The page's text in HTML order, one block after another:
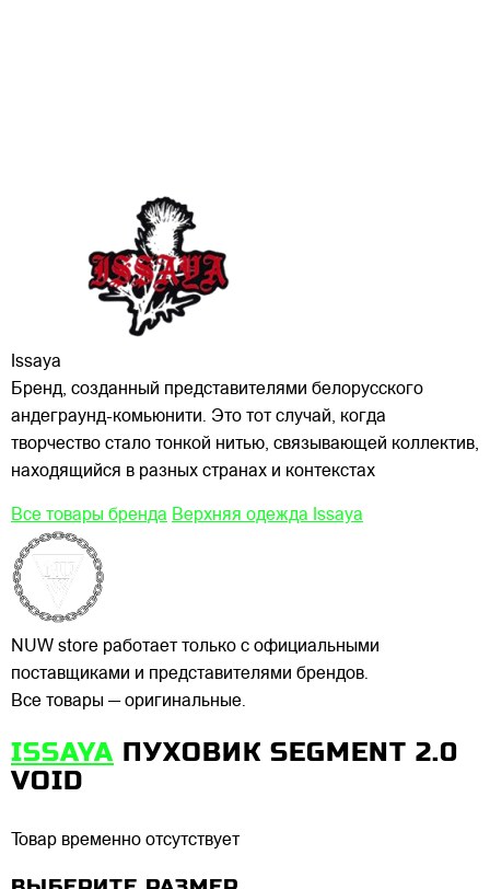
Issaya
Бренд, созданный представителями белорусского
андеграунд-комьюнити. Это тот случай, когда
творчество стало тонкой нитью, связывающей коллектив,
находящийся в разных странах и контекстах
Все товары бренда Верхняя одежда Issaya
NUW store работает только с официальными
поставщиками и представителями брендов.
Все товары — оригинальные.
ISSAYA ПУХОВИК SEGMENT 2.0
VOID
Товар временно отсутствует